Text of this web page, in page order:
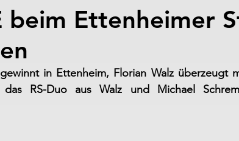
beim Ettenheimer
in Ettenheim, Florian Walz überzeugt
RS-Duo aus Walz und Michael